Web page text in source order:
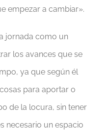
empezar a cambiar».
jornada como un
los avances que se
ya que según él
para aportar o
de la locura, sin tener
necesario un espacio